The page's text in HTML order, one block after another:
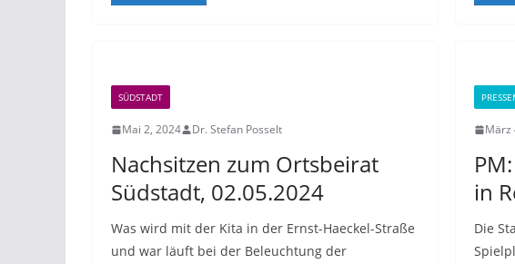
SÜDSTADT
Mai 2, 2024 Dr. Stefan Posselt
Nachsitzen zum Ortsbeirat
Südstadt, 02.05.2024
Was wird mit der Kita in der Ernst-Haeckel-Straße
und war läuft bei der Beleuchtung der
März
in
Die